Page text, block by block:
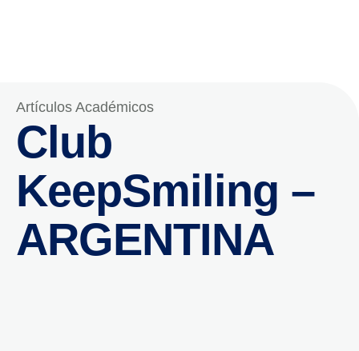
Artículos Académicos
Club
KeepSmiling –
ARGENTINA